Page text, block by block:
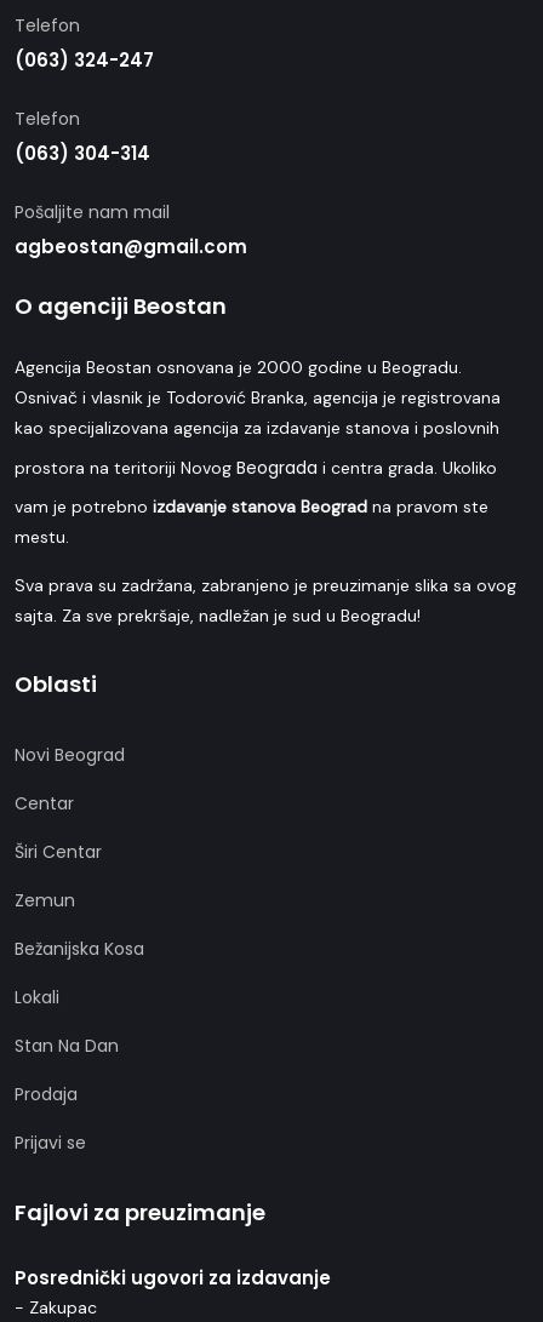
Telefon
(063) 324-247
Telefon
(063) 304-314
Pošaljite nam mail
agbeostan@gmail.com
O agenciji Beostan
Agencija Beostan osnovana je 2000 godine u Beogradu.
Osnivač i vlasnik je Todorović Branka, agencija je registrovana
kao specijalizovana agencija za izdavanje stanova i poslovnih
prostora na teritoriji Novog Beograda i centra grada. Ukoliko
vam je potrebno izdavanje stanova Beograd na pravom ste
mestu.
Sva prava su zadržana, zabranjeno je preuzimanje slika sa ovog
sajta. Za sve prekršaje, nadležan je sud u Beogradu!
Oblasti
Novi Beograd
Centar
Širi Centar
Zemun
Bežanijska Kosa
Lokali
Stan Na Dan
Prodaja
Prijavi se
Fajlovi za preuzimanje
Posrednički ugovori za izdavanje
- Zakupac